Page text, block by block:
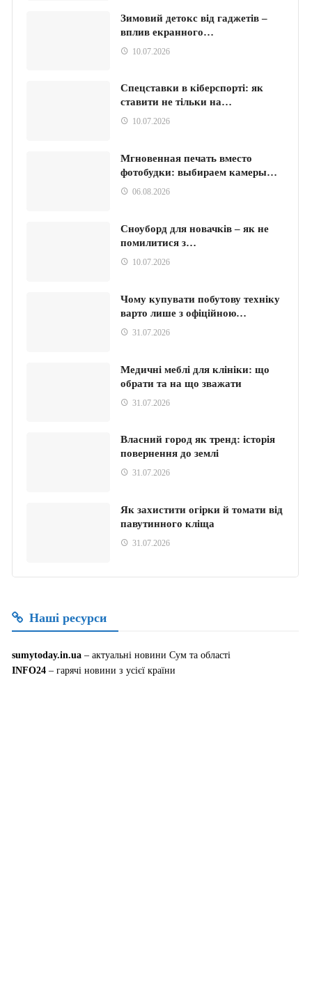
Зимовий детокс від гаджетів –
вплив екранного…
10.07.2026
Спецставки в кіберспорті: як
ставити не тільки на…
10.07.2026
Мгновенная печать вместо
фотобудки: выбираем камеры…
06.08.2026
Сноуборд для новачків – як не
помилитися з…
10.07.2026
Чому купувати побутову техніку
варто лише з офіційною…
31.07.2026
Медичні меблі для клініки: що
обрати та на що зважати
31.07.2026
Власний город як тренд: історія
повернення до землі
31.07.2026
Як захистити огірки й томати від
павутинного кліща
31.07.2026
Наші ресурси
sumytoday.in.ua – актуальні новини Сум та області
INFO24 – гарячі новини з усієї країни